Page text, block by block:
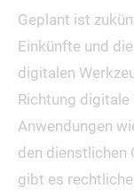
Geplant ist
Einkünfte und
digitalen
Richtung
Anwendungen
den dienstlichen
gibt es